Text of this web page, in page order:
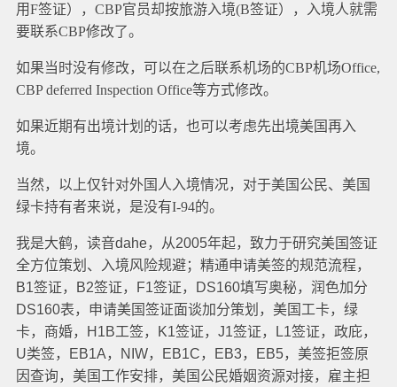
用F签证），CBP官员却按旅游入境(B签证），入境人就需
要联系CBP修改了。
如果当时没有修改，可以在之后联系机场的CBP机场Office,
CBP deferred Inspection Office等方式修改。
如果近期有出境计划的话，也可以考虑先出境美国再入
境。
当然，以上仅针对外国人入境情况，对于美国公民、美国
绿卡持有者来说，是没有I-94的。
我是大鹤，读音dahe，从2005年起，致力于研究美国签证
全方位策划、入境风险规避；精通申请美签的规范流程，
B1签证，B2签证，F1签证，DS160填写奥秘，润色加分
DS160表，申请美国签证面谈加分策划，美国工卡，绿
卡，商婚，H1B工签，K1签证，J1签证，L1签证，政庇，
U类签，EB1A，NIW，EB1C，EB3，EB5，美签拒签原
因查询，美国工作安排，美国公民婚姻资源对接，雇主担